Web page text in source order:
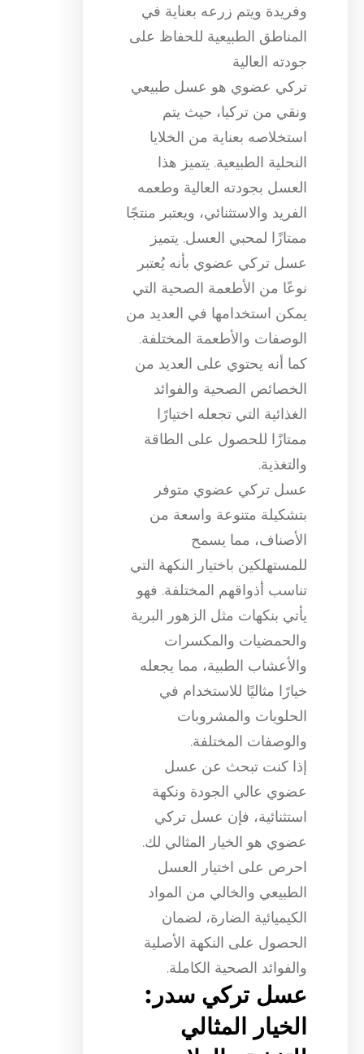
وفريدة ويتم زرعه بعناية في
المناطق الطبيعية للحفاظ على
جودته العالية
تركي عضوي هو عسل طبيعي
ونقي من تركيا، حيث يتم
استخلاصه بعناية من الخلايا
النحلية الطبيعية. يتميز هذا
العسل بجودته العالية وطعمه
الفريد والاستثنائي، ويعتبر منتجًا
ممتازًا لمحبي العسل. يتميز
عسل تركي عضوي بأنه يُعتبر
نوعًا من الأطعمة الصحية التي
يمكن استخدامها في العديد من
الوصفات والأطعمة المختلفة.
كما أنه يحتوي على العديد من
الخصائص الصحية والفوائد
الغذائية التي تجعله اختيارًا
ممتازًا للحصول على الطاقة
والتغذية.
عسل تركي عضوي متوفر
بتشكيلة متنوعة واسعة من
الأصناف، مما يسمح
للمستهلكين باختيار النكهة التي
تناسب أذواقهم المختلفة. فهو
يأتي بنكهات مثل الزهور البرية
والحمضيات والمكسرات
والأعشاب الطبية، مما يجعله
خيارًا مثاليًا للاستخدام في
الحلويات والمشروبات
والوصفات المختلفة.
إذا كنت تبحث عن عسل
عضوي عالي الجودة ونكهة
استثنائية، فإن عسل تركي
عضوي هو الخيار المثالي لك.
احرص على اختيار العسل
الطبيعي والخالي من المواد
الكيميائية الضارة، لضمان
الحصول على النكهة الأصلية
والفوائد الصحية الكاملة.
عسل تركي سدر:
الخيار المثالي